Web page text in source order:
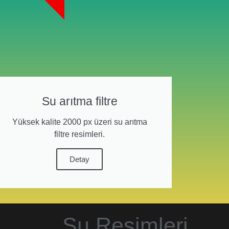
Su arıtma filtre
Yüksek kalite 2000 px üzeri su arıtma
filtre resimleri.
Detay